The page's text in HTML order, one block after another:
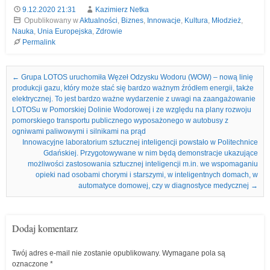
9.12.2020 21:31
Kazimierz Netka
Opublikowany wAktualności, Biznes, Innowacje, Kultura, Młodzież,
Nauka, Unia Europejska, Zdrowie
Permalink
Nawigacja we wpisach
← Grupa LOTOS uruchomiła Węzeł Odzysku Wodoru (WOW) – nową linię
produkcji gazu, który może stać się bardzo ważnym źródłem energii, także
elektrycznej. To jest bardzo ważne wydarzenie z uwagi na zaangażowanie
LOTOSu w Pomorskiej Dolinie Wodorowej i ze względu na plany rozwoju
pomorskiego transportu publicznego wyposażonego w autobusy z
ogniwami paliwowymi i silnikami na prąd
Innowacyjne laboratorium sztucznej inteligencji powstało w Politechnice
Gdańskiej. Przygotowywane w nim będą demonstracje ukazujące
możliwości zastosowania sztucznej inteligencji m.in. we wspomaganiu
opieki nad osobami chorymi i starszymi, w inteligentnych domach, w
automatyce domowej, czy w diagnostyce medycznej →
Dodaj komentarz
Twój adres e-mail nie zostanie opublikowany. Wymagane pola są
oznaczone *